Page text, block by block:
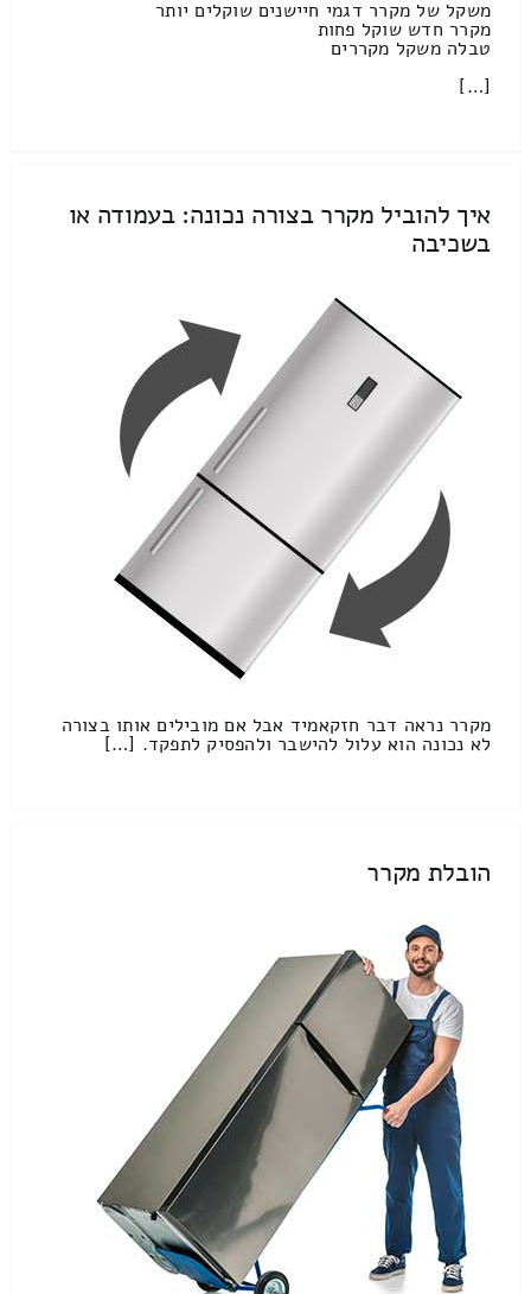
משקל של מקרר דגמי חיישנים שוקלים יותר
מקרר חדש שוקל פחות
טבלה משקל מקררים
[…]
איך להוביל מקרר בצורה נכונה: בעמודה או
בשכיבה
מקרר נראה דבר חזקאמיד אבל אם מובילים אותו בצורה
לא נכונה הוא עלול להישבר ולהפסיק לתפקד. […]
הובלת מקרר